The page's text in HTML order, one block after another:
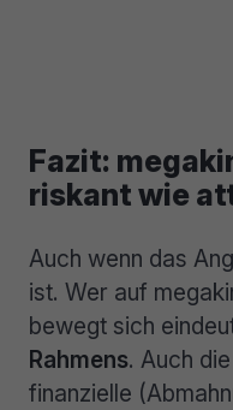
Fazit:
riskant wie
Auch wenn das
ist. Wer auf
bewegt sich
Rahmens. Auch
finanzielle